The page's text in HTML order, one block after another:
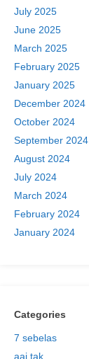
July 2025
June 2025
March 2025
February 2025
January 2025
December 2024
October 2024
September 2024
August 2024
July 2024
March 2024
February 2024
January 2024
Categories
7 sebelas
aaj tak